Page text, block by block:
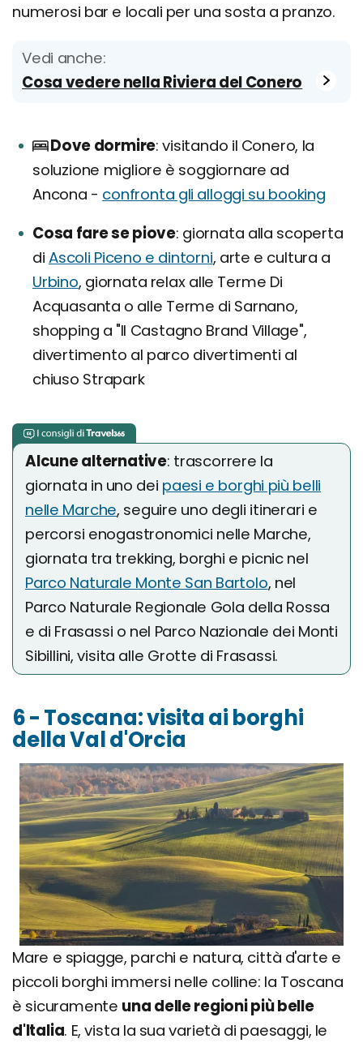
numerosi bar e locali per una sosta a pranzo.
Vedi anche:
Cosa vedere nella Riviera del Conero
Dove dormire visitando il Conero, la
soluzione migliore è soggiornare ad
Ancona - confronta gli alloggi su booking
Cosa fare se piove giornata alla scoperta
di Ascoli Piceno e dintorni, arte e cultura a
Urbino, giornata relax alle Terme Di
Acquasanta o alle Terme di Sarnano,
shopping a "Il Castagno Brand Village",
divertimento al parco divertimenti al
chiuso Strapark
Alcune alternative: trascorrere la
giornata in uno dei paesi e borghi più belli
nelle Marche, seguire uno degli itinerari e
percorsi enogastronomici nelle Marche,
giornata tra trekking, borghi e picnic nel
Parco Naturale Monte San Bartolo, nel
Parco Naturale Regionale Gola della Rossa
e di Frasassi o nel Parco Nazionale dei Monti
Sibillini, visita alle Grotte di Frasassi.
6 - Toscana: visita ai borghi
della Val d'Orcia
Mare e spiagge, parchi e natura, città d'arte e
piccoli borghi immersi nelle colline: la Toscana
è sicuramente una delle regioni più belle
d'Italia. E, vista la sua varietà di paesaggi, le